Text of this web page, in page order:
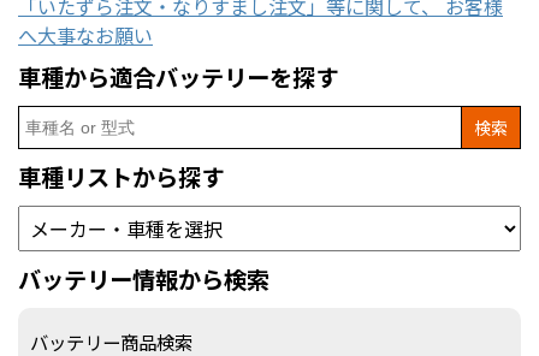
「いたずら注文・なりすまし注文」等に関して、 お客様
へ大事なお願い
車種から適合バッテリーを探す
Search
for:
車種リストから探す
バッテリー情報から検索
バッテリー商品検索